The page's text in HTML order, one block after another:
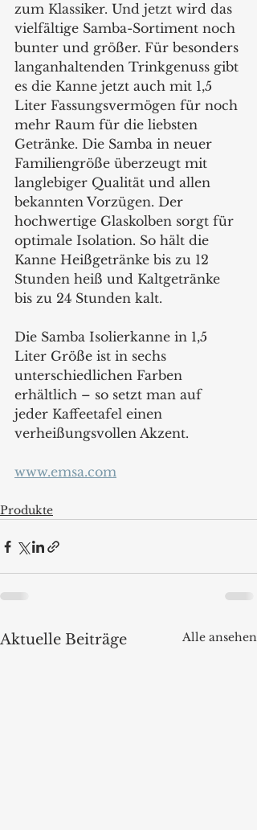
zum Klassiker. Und jetzt wird das
vielfältige Samba-Sortiment noch
bunter und größer. Für besonders
langanhaltenden Trinkgenuss gibt
es die Kanne jetzt auch mit 1,5
Liter Fassungsvermögen für noch
mehr Raum für die liebsten
Getränke. Die Samba in neuer
Familiengröße überzeugt mit
langlebiger Qualität und allen
bekannten Vorzügen. Der
hochwertige Glaskolben sorgt für
optimale Isolation. So hält die
Kanne Heißgetränke bis zu 12
Stunden heiß und Kaltgetränke
bis zu 24 Stunden kalt.
Die Samba Isolierkanne in 1,5
Liter Größe ist in sechs
unterschiedlichen Farben
erhältlich – so setzt man auf
jeder Kaffeetafel einen
verheißungsvollen Akzent.
www.emsa.com
Produkte
Aktuelle Beiträge Alle ansehen